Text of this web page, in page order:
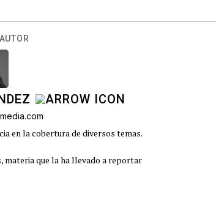
en la cobertura de diversos temas.
materia que la ha llevado a reportar